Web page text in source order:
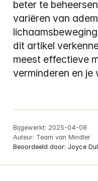
beter te
variëren van
dit artikel
meest effectieve
verminderen en je
Bijgewerkt: 2025-04-08
Auteur: Team van Mindler
Beoordeeld door: Joyce